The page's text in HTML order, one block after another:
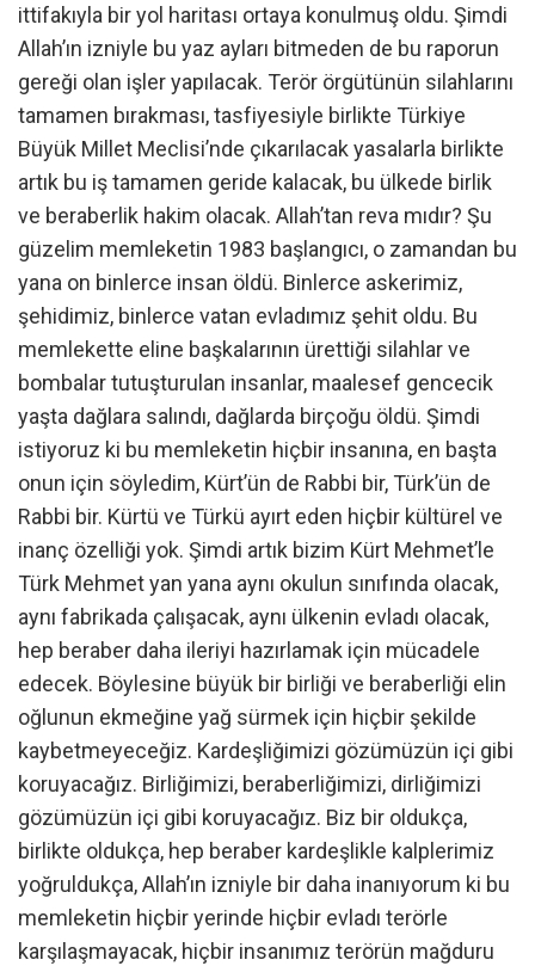
ittifakıyla bir yol haritası ortaya konulmuş oldu. Şimdi
Allah’ın izniyle bu yaz ayları bitmeden de bu raporun
gereği olan işler yapılacak. Terör örgütünün silahlarını
tamamen bırakması, tasfiyesiyle birlikte Türkiye
Büyük Millet Meclisi’nde çıkarılacak yasalarla birlikte
artık bu iş tamamen geride kalacak, bu ülkede birlik
ve beraberlik hakim olacak. Allah’tan reva mıdır? Şu
güzelim memleketin 1983 başlangıcı, o zamandan bu
yana on binlerce insan öldü. Binlerce askerimiz,
şehidimiz, binlerce vatan evladımız şehit oldu. Bu
memlekette eline başkalarının ürettiği silahlar ve
bombalar tutuşturulan insanlar, maalesef gencecik
yaşta dağlara salındı, dağlarda birçoğu öldü. Şimdi
istiyoruz ki bu memleketin hiçbir insanına, en başta
onun için söyledim, Kürt’ün de Rabbi bir, Türk’ün de
Rabbi bir. Kürtü ve Türkü ayırt eden hiçbir kültürel ve
inanç özelliği yok. Şimdi artık bizim Kürt Mehmet’le
Türk Mehmet yan yana aynı okulun sınıfında olacak,
aynı fabrikada çalışacak, aynı ülkenin evladı olacak,
hep beraber daha ileriyi hazırlamak için mücadele
edecek. Böylesine büyük bir birliği ve beraberliği elin
oğlunun ekmeğine yağ sürmek için hiçbir şekilde
kaybetmeyeceğiz. Kardeşliğimizi gözümüzün içi gibi
koruyacağız. Birliğimizi, beraberliğimizi, dirliğimizi
gözümüzün içi gibi koruyacağız. Biz bir oldukça,
birlikte oldukça, hep beraber kardeşlikle kalplerimiz
yoğruldukça, Allah’ın izniyle bir daha inanıyorum ki bu
memleketin hiçbir yerinde hiçbir evladı terörle
karşılaşmayacak, hiçbir insanımız terörün mağduru